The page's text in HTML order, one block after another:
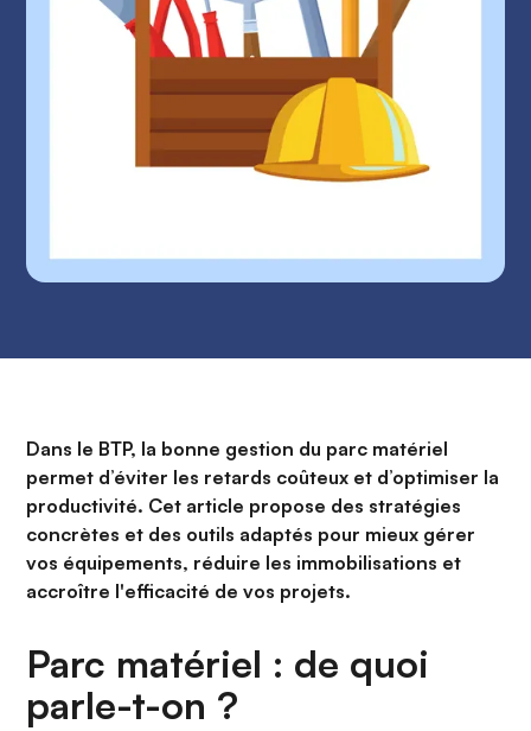
Dans le BTP, la bonne gestion du parc matériel
permet d’éviter les retards coûteux et d’optimiser la
productivité. Cet article propose des stratégies
concrètes et des outils adaptés pour mieux gérer
vos équipements, réduire les immobilisations et
accroître l'efficacité de vos projets.
Parc matériel : de quoi
parle-t-on ?